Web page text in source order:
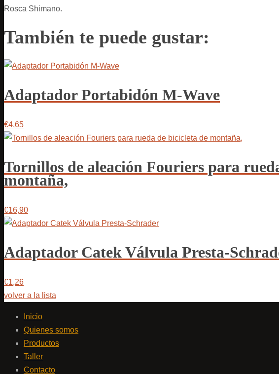
Rosca Shimano.
También te puede gustar:
Adaptador Portabidón M-Wave
€4,65
Tornillos de aleación Fouriers para
montaña,
€16,90
Adaptador Catek Válvula Presta-
€1,26
volver a la lista
Inicio
Quienes somos
Productos
Taller
Contacto